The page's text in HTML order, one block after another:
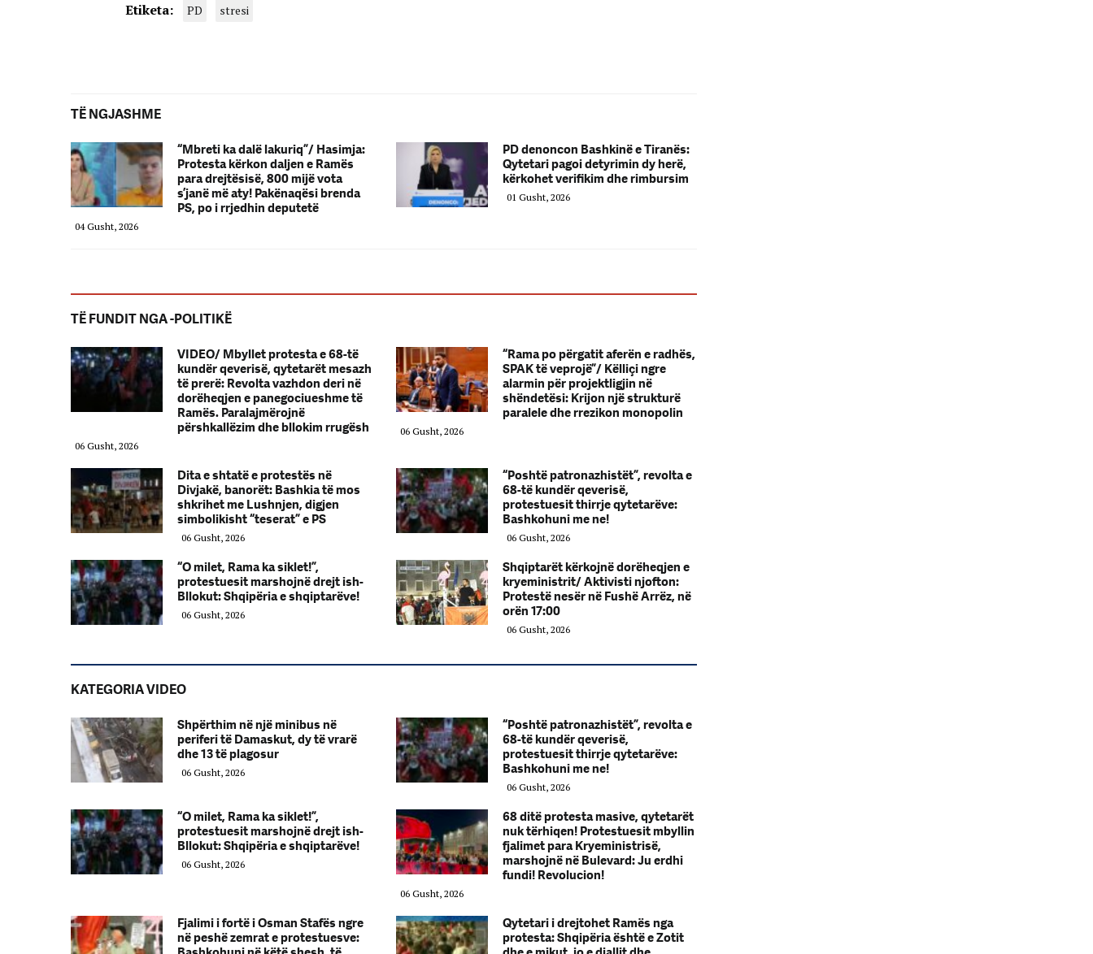
Etiketa: PD stresi
TË NGJASHME
“Mbreti ka dalë lakuriq”/ Hasimja:
Protesta kërkon daljen e Ramës
para drejtësisë, 800 mijë vota
s’janë më aty! Pakënaqësi brenda
PS, po i rrjedhin deputetë
04 Gusht, 2026
PD denoncon Bashkinë e Tiranës:
Qytetari pagoi detyrimin dy herë,
kërkohet verifikim dhe rimbursim
01 Gusht, 2026
TË FUNDIT NGA -POLITIKË
VIDEO/ Mbyllet protesta e 68-të
kundër qeverisë, qytetarët mesazh
të prerë: Revolta vazhdon deri në
dorëheqjen e panegociueshme të
Ramës. Paralajmërojnë
përshkallëzim dhe bllokim rrugësh
06 Gusht, 2026
“Rama po përgatit aferën e radhës,
SPAK të veprojë”/ Këlliçi ngre
alarmin për projektligjin në
shëndetësi: Krijon një strukturë
paralele dhe rrezikon monopolin
06 Gusht, 2026
Dita e shtatë e protestës në
Divjakë, banorët: Bashkia të mos
shkrihet me Lushnjen, digjen
simbolikisht “teserat” e PS
06 Gusht, 2026
“Poshtë patronazhistët”, revolta e
68-të kundër qeverisë,
protestuesit thirrje qytetarëve:
Bashkohuni me ne!
06 Gusht, 2026
“O milet, Rama ka siklet!”,
protestuesit marshojnë drejt ish-
Bllokut: Shqipëria e shqiptarëve!
06 Gusht, 2026
Shqiptarët kërkojnë dorëheqjen e
kryeministrit/ Aktivisti njofton:
Protestë nesër në Fushë Arrëz, në
orën 17:00
06 Gusht, 2026
KATEGORIA VIDEO
Shpërthim në një minibus në
periferi të Damaskut, dy të vrarë
dhe 13 të plagosur
06 Gusht, 2026
“Poshtë patronazhistët”, revolta e
68-të kundër qeverisë,
protestuesit thirrje qytetarëve:
Bashkohuni me ne!
06 Gusht, 2026
“O milet, Rama ka siklet!”,
protestuesit marshojnë drejt ish-
Bllokut: Shqipëria e shqiptarëve!
06 Gusht, 2026
68 ditë protesta masive, qytetarët
nuk tërhiqen! Protestuesit mbyllin
fjalimet para Kryeministrisë,
marshojnë në Bulevard: Ju erdhi
fundi! Revolucion!
06 Gusht, 2026
Fjalimi i fortë i Osman Stafës ngre
në peshë zemrat e protestuesve:
Qytetari i drejtohet Ramës nga
protesta: Shqipëria është e Zotit